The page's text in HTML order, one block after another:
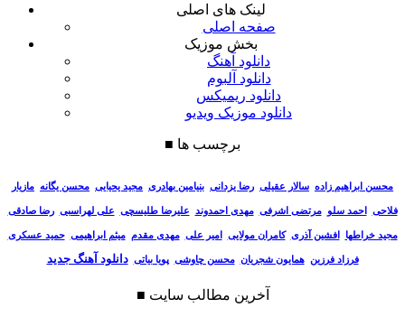
لینک های اصلی
صفحه اصلی
بخش موزیک
دانلود آهنگ
دانلود آلبوم
دانلود ریمیکس
دانلود موزیک ویدیو
■ برچسب ها
محسن ابراهیم زاده سالار عقیلی رضا یزدانی بنیامین بهادری مجید یحیایی محسن یگانه مازیار
فلاحی احمد سلو مرتضی اشرفی مهدی احمدوند علیرضا طلیسچی علی لهراسبی رضا صادقی
مجید خراطها افشین آذری کامران مولایی امیر علی مهدی مقدم میثم ابراهیمی حمید عسکری
فرزاد فرزین همایون شجریان محسن چاوشی پویا بیاتی دانلود آهنگ جدید
■ آخرین مطالب سایت